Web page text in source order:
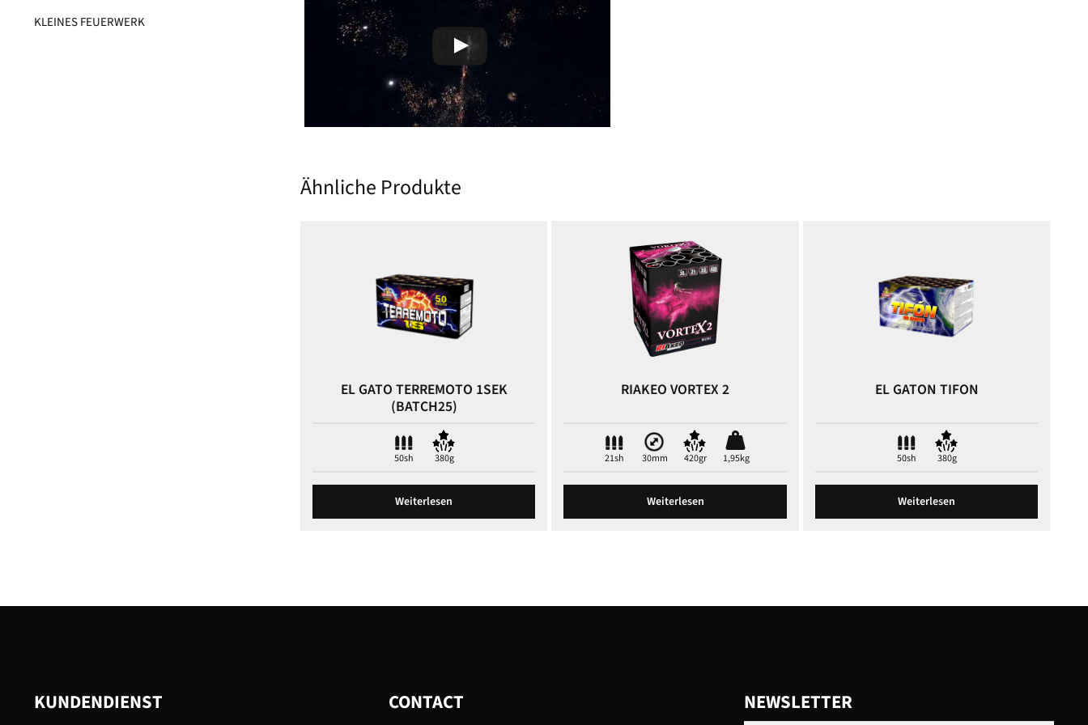
Ähnliche Produkte
EL GATO TERREMOTO 1SEK
(BATCH25)
50sh 380g
Weiterlesen
RIAKEO VORTEX 2
21sh 30mm 420gr 1,95kg
Weiterlesen
EL GATON TIFON
50sh 380g
Weiterlesen
KLEINES FEUERWERK​
KUNDENDIENST CONTACT NEWSLETTER